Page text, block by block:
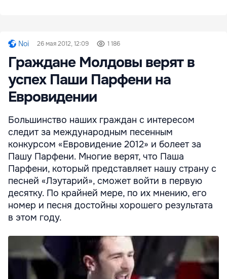
Noi 26 мая 2012, 12:09 1 186
Граждане Молдовы верят в
успех Паши Парфени на
Евровидении
Большинство наших граждан с интересом
следит за международным песенным
конкурсом «Евровидение 2012» и болеет за
Пашу Парфени. Многие верят, что Паша
Парфени, который представляет нашу страну с
песней «Лэутарий», сможет войти в первую
десятку. По крайней мере, по их мнению, его
номер и песня достойны хорошего результата
в этом году.